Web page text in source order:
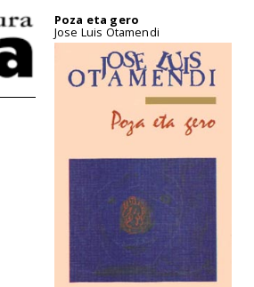
Poza eta gero
Jose Luis Otamendi